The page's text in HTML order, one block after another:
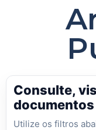
Consulte,
Utilize os filtros